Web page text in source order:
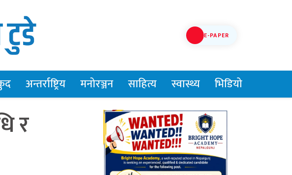
E-PAPER
अन्तर्राष्ट्रिय मनोरञ्जन साहित्य स्वास्थ्य भिडियो
र